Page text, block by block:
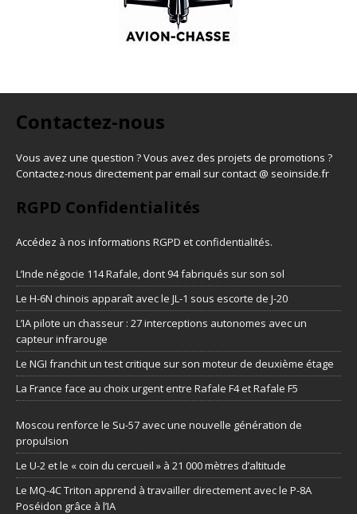
Contactez-nous
Vous avez une question ? Vous avez des projets de promotions ?
Contactez-nous directement par email sur contact @ seoinside.fr
RGPD Confidentialités
Accédez à nos informations RGPD et confidentialités.
L’Inde négocie 114 Rafale, dont 94 fabriqués sur son sol
Le H-6N chinois apparaît avec le JL-1 sous escorte de J-20
L’IA pilote un chasseur : 27 interceptions autonomes avec un
capteur infrarouge
Le NGI franchit un test critique sur son moteur de deuxième étage
La France face au choix urgent entre Rafale F4 et Rafale F5
Moscou renforce le Su-57 avec une nouvelle génération de
propulsion
Le U-2 et le « coin du cercueil » à 21 000 mètres d’altitude
Le MQ-4C Triton apprend à travailler directement avec le P-8A
Poséidon grâce à l’IA